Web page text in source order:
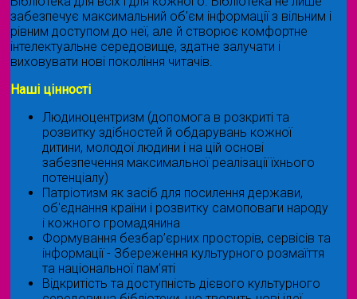
забезпечує максимальний об'єм інформації з вільним і
рівним доступом до неї, але й створює комфортне
інтелектуальне середовище, здатне залучати і
виховувати нові покоління читачів.
Наші цінності
Людиноцентризм (допомога в розкриті та
розвитку здібностей й обдарувань кожної
дитини, молодої людини і на цій основі
забезпечення максимальної реалізації їхнього
потенціалу)
Патріотизм як засіб для посилення держави,
об'єднання країни і розвитку самоповаги народу
і кожного громадянина
Формування безбар’єрних просторів, сервісів та
інформації - Збереження культурного розмаїття
та національної пам’яті
Відкритість та доступність дієвого культурного